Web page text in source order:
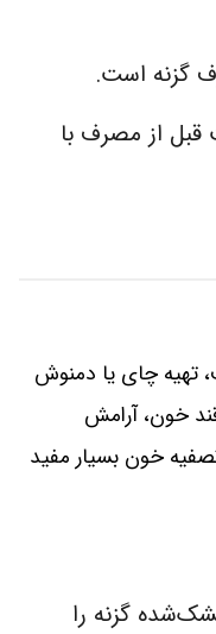
گزنه است.
قبل از مصرف با
تهیه چای یا دمنوش
خون، آرامش
خون بسیار مفید
خشک‌شده گزنه را